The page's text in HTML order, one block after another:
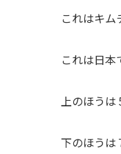
これはキ
これは日本
上のほう
下のほうは